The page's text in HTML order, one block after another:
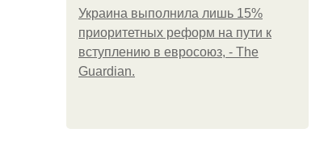
Украина выполнила лишь 15%
приоритетных реформ на пути к
вступлению в евросоюз, - The
Guardian.